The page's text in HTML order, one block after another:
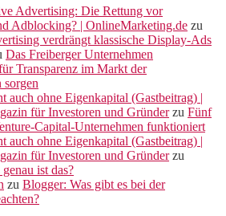
Advertising: Die Rettung vor
Adblocking? | OnlineMarketing.de zu
verdrängt klassische Display-Ads
Das Freiberger Unternehmen
Transparenz im Markt der
sorgen
auch ohne Eigenkapital (Gastbeitrag) |
für Investoren und Gründerzu Fünf
Capital-Unternehmen funktioniert
auch ohne Eigenkapital (Gastbeitrag) |
für Investoren und Gründerzu
ist das?
zu Blogger: Was gibt es bei der